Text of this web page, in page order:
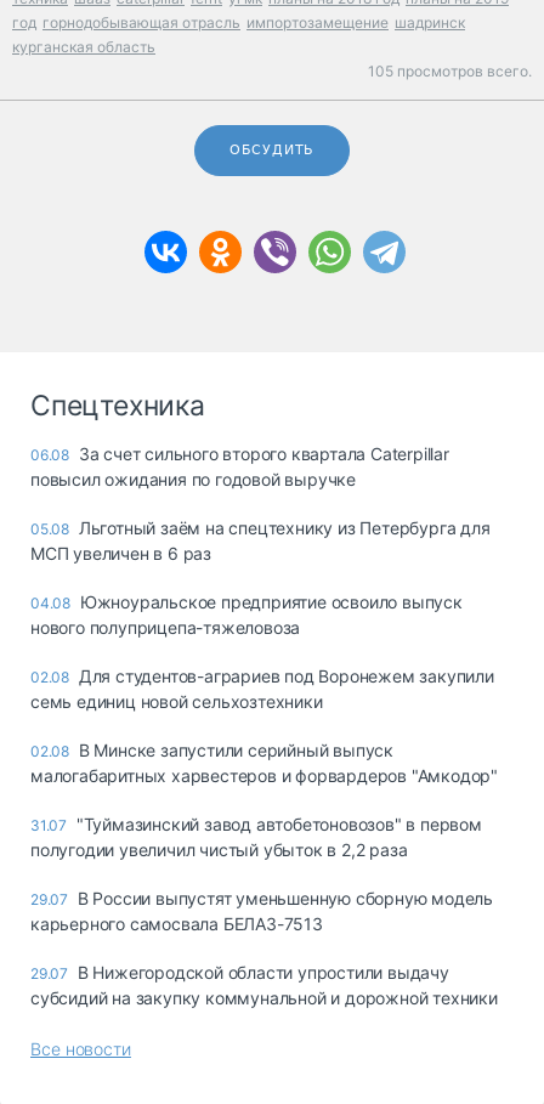
год горнодобывающая отрасль импортозамещение шадринск
курганская область
105 просмотров всего.
ОБСУДИТЬ
Спецтехника
06.08 За счет сильного второго квартала Caterpillar
повысил ожидания по годовой выручке
05.08 Льготный заём на спецтехнику из Петербурга для
МСП увеличен в 6 раз
04.08 Южноуральское предприятие освоило выпуск
нового полуприцепа-тяжеловоза
02.08 Для студентов-аграриев под Воронежем закупили
семь единиц новой сельхозтехники
02.08 В Минске запустили серийный выпуск
малогабаритных харвестеров и форвардеров "Амкодор"
31.07
"Туймазинский завод автобетоновозов" в первом
полугодии увеличил чистый убыток в 2,2 раза
29.07
В России выпустят уменьшенную сборную модель
карьерного самосвала БЕЛАЗ-7513
29.07
В Нижегородской области упростили выдачу
субсидий на закупку коммунальной и дорожной техники
Все новости